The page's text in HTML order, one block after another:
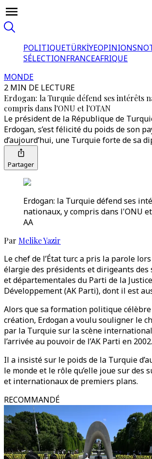
POLITIQUETÜRKİYEOPINIONS
SÉLECTIONFRANCEAFRIQUE
MONDE
2 MIN DE LECTURE
Erdogan: la Turquie défend ses intérêts
compris dans l'ONU et l'OTAN
Le président de la République de
Erdogan, s’est félicité du poids de son
d’aujourd’hui, une Turquie forte de sa
Partager
Erdogan: la Turquie défend ses
nationaux, y compris dans l'ONU
AA
Par Melike Yazir
Le chef de l’État turc a pris la parole
élargie des présidents et dirigeants des
et départementales du Parti de la
Développement (AK Parti), dont il est
Alors que sa formation politique célèbre
création, Erdogan a voulu souligner le
par la Turquie sur la scène
l’arrivée au pouvoir de l’AK Parti en 2002.
Il a insisté sur le poids de la Turquie
le monde et le rôle qu’elle joue sur des
et internationaux de premiers plans.
RECOMMANDÉ